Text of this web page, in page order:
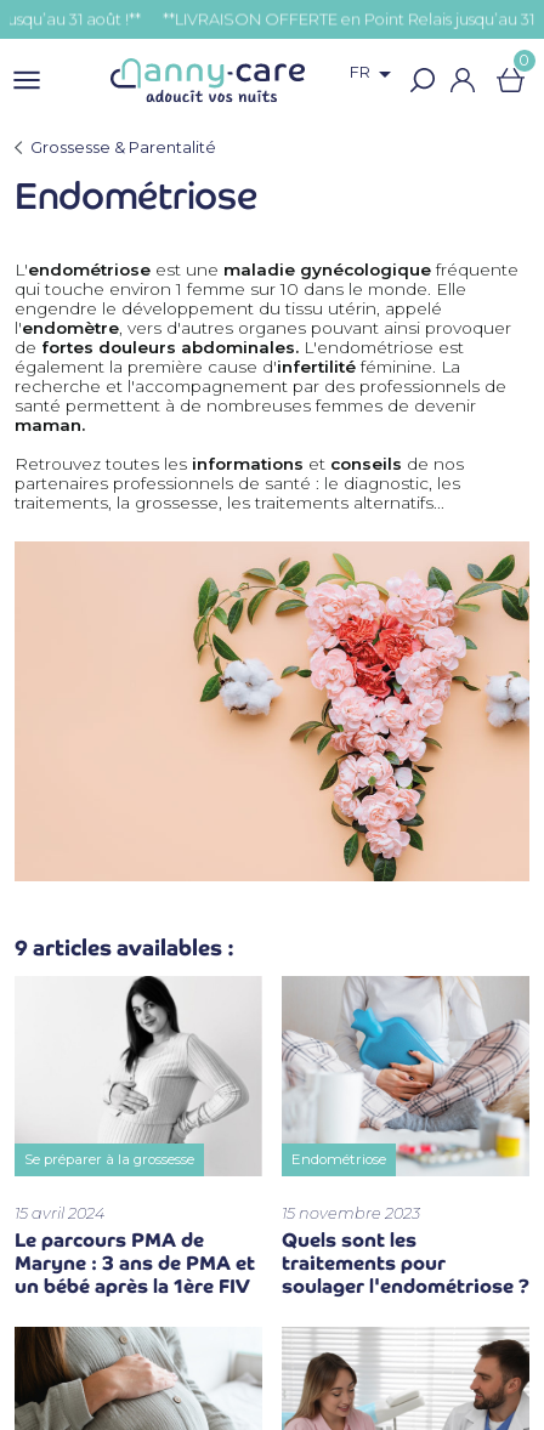
31 août !**
FR  0
Grossesse & Parentalité
Endométriose
L'endométriose est une maladie gynécologiquefréquente
qui touche environ 1 femme sur 10 dans le monde. Elle
engendre le développement du tissu utérin, appelé
l'endomètre , vers d'autres organes pouvant ainsi provoquer
de fortes douleurs abdominales. L'endométriose est
également la première cause d'infertilitéféminine. La
recherche et l'accompagnement par des professionnels de
santé permettent à de nombreuses femmes de devenir
maman.
Retrouvez toutes les informations et conseils de nos
partenaires professionnels de santé : le diagnostic, les
traitements, la grossesse, les traitements alternatifs...
9 articles availables :
Se préparer à la grossesse
15 avril 2024
Le parcours PMA de
Maryne : 3 ans de PMA et
un bébé après la 1ère FIV
Endométriose
15 novembre 2023
Quels sont les
traitements pour
soulager l'endométriose ?